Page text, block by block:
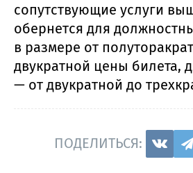
сопутствующие услуги
обернется для
в размере от
двукратной цены билета,
— от двукратной до
ПОДЕЛИТЬСЯ: